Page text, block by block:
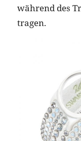
während des
tragen.